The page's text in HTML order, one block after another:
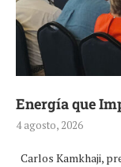
Energía que
4 agosto, 2026
Carlos Kamkhaji,